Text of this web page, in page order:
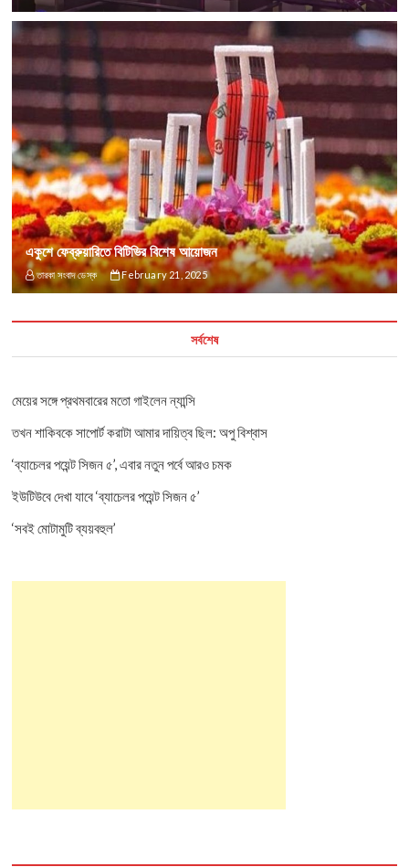
একুশে ফেব্রুয়ারিতে বিটিভির বিশেষ আয়োজন
তারকা সংবাদ ডেস্ক February 21, 2025
সর্বশেষ
মেয়ের সঙ্গে প্রথমবারের মতো গাইলেন ন্যান্সি
তখন শাকিবকে সাপোর্ট করাটা আমার দায়িত্ব ছিল: অপু বিশ্বাস
‘ব্যাচেলর পয়েন্ট সিজন ৫’, এবার নতুন পর্বে আরও চমক
ইউটিউবে দেখা যাবে ‘ব্যাচেলর পয়েন্ট সিজন ৫’
‘সবই মোটামুটি ব্যয়বহুল’